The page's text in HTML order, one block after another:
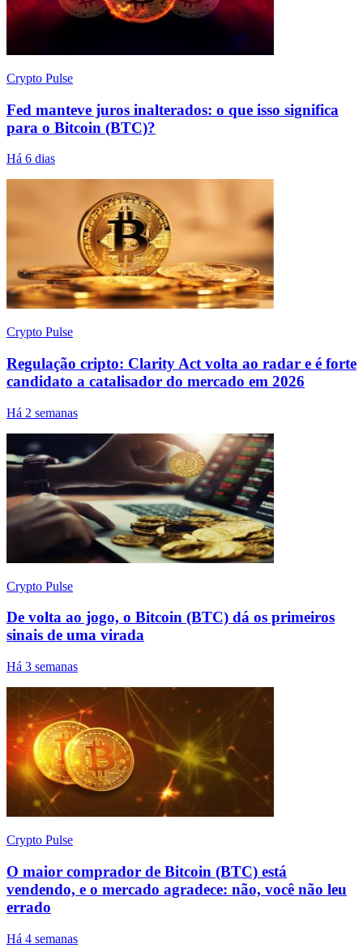
Crypto Pulse
Fed manteve juros inalterados: o que isso significa
para o Bitcoin (BTC)?
Há 6 dias
Crypto Pulse
Regulação cripto: Clarity Act volta ao radar e é forte
candidato a catalisador do mercado em 2026
Há 2 semanas
Crypto Pulse
De volta ao jogo, o Bitcoin (BTC) dá os primeiros
sinais de uma virada
Há 3 semanas
Crypto Pulse
O maior comprador de Bitcoin (BTC) está
vendendo, e o mercado agradece: não, você não leu
errado
Há 4 semanas